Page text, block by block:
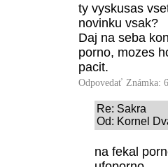
ty vyskusas
novinku vsak?
Daj na seba
porno, mozes
pacit.
Odpovedať Známka:
Re: Sakra
Od: Kornel
na fekal